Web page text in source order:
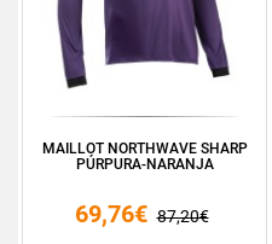
MAILLOT NORTHWAVE SHARP
PÚRPURA-NARANJA
69,76€ 87,20€